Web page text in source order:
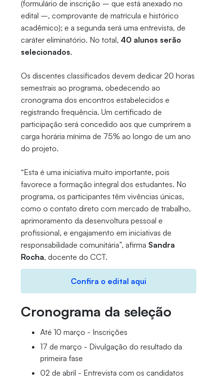
(formulário de inscrição – que está anexado no
edital –, comprovante de matrícula e histórico
acadêmico); e a segunda será uma entrevista, de
caráter eliminatório. No total, 40 alunos serão
selecionados.
Os discentes classificados devem dedicar 20 horas
semestrais ao programa, obedecendo ao
cronograma dos encontros estabelecidos e
registrando frequência. Um certificado de
participação será concedido aos que cumprirem a
carga horária mínima de 75% ao longo de um ano
do projeto.
“Esta é uma iniciativa muito importante, pois
favorece a formação integral dos estudantes. No
programa, os participantes têm vivências únicas,
como o contato direto com mercado de trabalho,
aprimoramento da desenvoltura pessoal e
profissional, e engajamento em iniciativas de
responsabilidade comunitária”, afirma Sandra
Rocha, docente do CCT.
Confira o edital aqui
Cronograma da seleção
Até 10 março - Inscrições
17 de março - Divulgação do resultado da
primeira fase
02 de abril - Entrevista com os candidatos